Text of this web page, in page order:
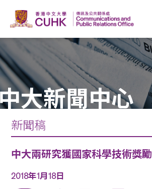
大新聞中心
新聞稿
中大兩研究獲國家科學技術獎勵
2018年1月18日